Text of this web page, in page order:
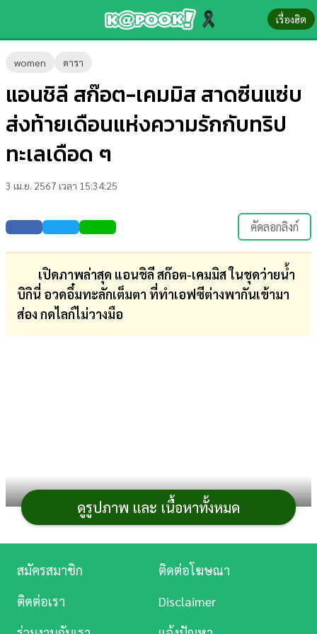
เรื่องฮิต
women ดารา
แอนชิลี สก๊อต-เคมมิส สาดซีนแซ่บ
ส่งท้ายเดือนแห่งความรักกับทริป
ทะเลเดือด ๆ
3 เม.ย. 2567 เวลา 15:34:25
คัดลอกลิงก์
เปิดภาพล่าสุด แอนชิลี สก๊อต-เคมมิส ในชุดว่ายน้ำ
บิกินี่ อวดอึ๋มทะลักเต็มตา ที่ทำเอฟซีต่างพากันเข้ามา
ส่อง กดไลก์ไม่วางมือ
ล่าสุด (24 กุมภาพันธ์ 2567)แอนชิลี สก๊อต-เคมมิสมิส
ยูนิเวิร์สไทยแลนด์ 2021 (Miss Universe Thailand 2021)
สาดซีนแซ่บ ส่งท้ายเดือนแห่งความรักกับทริปทะเลเดือด ๆ
พร้อมแก๊งเพื่อนดารา ที่มาในชุดว่ายน้ำบิกินี่ตัวจิ๋วสีดำ
ดูรูปภาพ และ เนื้อหาทั้งหมด
ข่าว-
ความ
รู้
บันเทิง
ตรวจ
หวย
บอล
สด
ดู
หนัง
สมัครสมาชิก
ติดต่อโฆษณา
ติดต่อเรา
Disclaimer